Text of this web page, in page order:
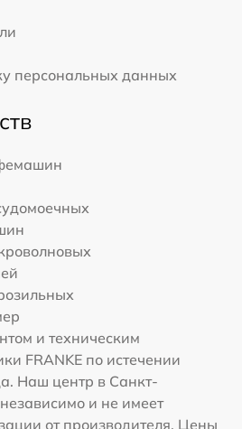
персональных данных
и техническим
FRANKE по истечении
Наш центр в Санкт-
и не имеет
от производителя. Цены